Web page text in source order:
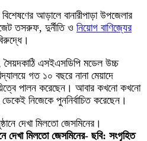
আড়ালে বানারীপাড়া উপজেলার
তসরুফ, দুর্নীতি ও নিয়োগ বাণিজ্যের
এসইএসডিপি মডেল উচ্চ
গত ১০ বছরে নানা মেয়াদে
পালন করেছেন। আবার কখনো কখনো
নিজেকে পুননির্বাচিত করেছেন।
দেখা মিলতো জেসমিনের- ছবি: সংগৃহিত